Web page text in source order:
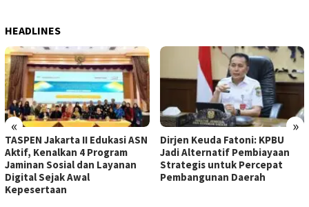
HEADLINES
« »
Jakarta II Edukasi ASN
4 Program
Sosial dan Layanan
Sejak Awal
Dirjen Keuda Fatoni: KPBU
Jadi Alternatif Pembiayaan
Strategis untuk Percepat
Pembangunan Daerah
Perlu